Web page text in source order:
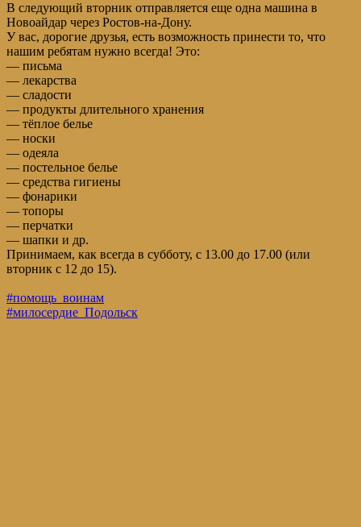
В следующий вторник отправляется еще одна машина в
Новоайдар через Ростов-на-Дону.
У вас, дорогие друзья, есть возможность принести то, что
нашим ребятам нужно всегда! Это:
— письма
— лекарства
— сладости
— продукты длительного хранения
— тёплое белье
— носки
— одеяла
— постельное белье
— средства гигиены
— фонарики
— топоры
— перчатки
— шапки и др.
Принимаем, как всегда в субботу, с 13.00 до 17.00 (или
вторник с 12 до 15).
#помощь_воинам
#милосердие_Подольск